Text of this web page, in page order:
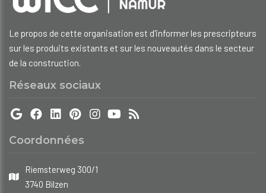
Le propos de cette organisation est d'informer les prescripteurs
sur les produits existants et sur les nouveautés dans le secteur
de la construction.
Réseaux sociaux
Coordonnées
Riemsterweg 300/1
3740 Bilzen